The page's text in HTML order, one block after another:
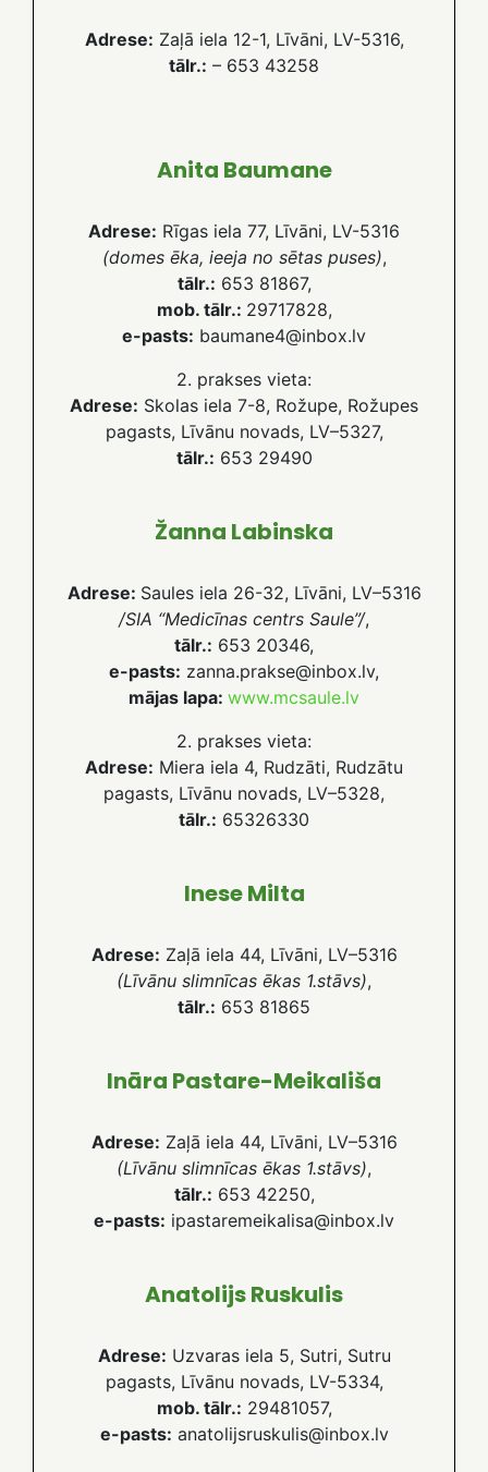
Adrese: Zaļā iela 12-1, Līvāni, LV-5316,
tālr.: – 653 43258
Anita Baumane
Adrese: Rīgas iela 77, Līvāni, LV-5316
(domes ēka, ieeja no sētas puses),
tālr.: 653 81867,
mob. tālr.: 29717828,
e-pasts: baumane4@inbox.lv
2. prakses vieta:
Adrese: Skolas iela 7-8, Rožupe, Rožupes
pagasts, Līvānu novads, LV–5327,
tālr.: 653 29490
Žanna Labinska
Adrese: Saules iela 26-32, Līvāni, LV–5316
/SIA “Medicīnas centrs Saule”/,
tālr.: 653 20346,
e-pasts: zanna.prakse@inbox.lv,
mājas lapa: www.mcsaule.lv
2. prakses vieta:
Adrese: Miera iela 4, Rudzāti, Rudzātu
pagasts, Līvānu novads, LV–5328,
tālr.: 65326330
Inese Milta
Adrese: Zaļā iela 44, Līvāni, LV–5316
(Līvānu slimnīcas ēkas 1.stāvs),
tālr.: 653 81865
Ināra Pastare-Meikališa
Adrese: Zaļā iela 44, Līvāni, LV–5316
(Līvānu slimnīcas ēkas 1.stāvs),
tālr.: 653 42250,
e-pasts: ipastaremeikalisa@inbox.lv
Anatolijs Ruskulis
Adrese: Uzvaras iela 5, Sutri, Sutru
pagasts, Līvānu novads, LV-5334,
mob. tālr.: 29481057,
e-pasts: anatolijsruskulis@inbox.lv